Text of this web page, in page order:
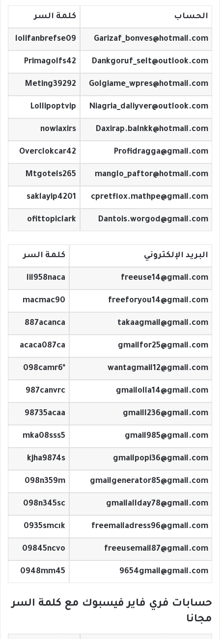
الحساب كلمة السر
Garizaf_bonves@hotmail.com
lolifanbrefse09
Dankgoruf_selt@outlook.com
Primagolfs42
Golgiame_wpres@hotmail.com
Meting39292
Niagria_daliyver@outlook.com
Lollipoptvip
Daxirap.balnkk@hotmail.com
nowiaxirs
Profidragga@gmail.com
Overclokcar42
manglo_paftor@hotmail.com
Mtgotels265
cpretflox.mathpe@gmail.com
saklayip4201
Dantois.worgod@gmail.com
ofittopiclark
البريد الإلكتروني كلمة السر
freeuse14@gmail.com
lil958naca
freeforyou14@gmail.com
macmac90
takaagmail@gmail.com
887acanca
gmailfor25@gmail.com
acaca087ca
wantagmail12@gmail.com
*098camr6
gmailolla14@gmail.com
987canvrc
gmaill236@gmail.com
98735acaa
gmail985@gmail.com
mka08sss5
gmailpopi36@gmail.com
kjha9874s
gmailgenerator85@gmail.com
098n359m
gmailallday78@gmail.com
098n345sc
freemailadress96@gmail.com
0935smcık
freeusemail87@gmail.com
09845ncvo
9654gmail@gmail.com
0948mm45
حسابات فري فاير فيسبوك مع كلمة السر
مجانا